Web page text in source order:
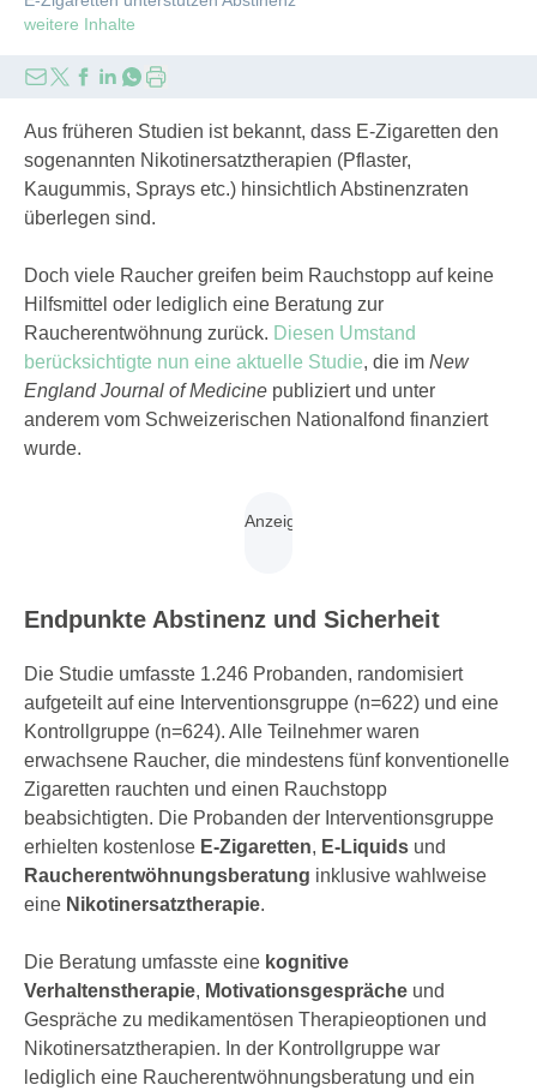
weitere Inhalte
Aus früheren Studien ist bekannt, dass E-Zigaretten den
sogenannten Nikotinersatztherapien (Pflaster,
Kaugummis, Sprays etc.) hinsichtlich Abstinenzraten
überlegen sind.
Doch viele Raucher greifen beim Rauchstopp auf keine
Hilfsmittel oder lediglich eine Beratung zur
Raucherentwöhnung zurück. Diesen Umstand
berücksichtigte nun eine aktuelle Studie, die im New
England Journal of Medicine publiziert und unter
anderem vom Schweizerischen Nationalfond finanziert
wurde.
Endpunkte Abstinenz und Sicherheit
Die Studie umfasste 1.246 Probanden, randomisiert
aufgeteilt auf eine Interventionsgruppe (n=622) und eine
Kontrollgruppe (n=624). Alle Teilnehmer waren
erwachsene Raucher, die mindestens fünf konventionelle
Zigaretten rauchten und einen Rauchstopp
beabsichtigten. Die Probanden der Interventionsgruppe
erhielten kostenlose E-Zigaretten, E-Liquids und
Raucherentwöhnungsberatung inklusive wahlweise
eine Nikotinersatztherapie.
Die Beratung umfasste eine kognitive
Verhaltenstherapie, Motivationsgespräche und
Gespräche zu medikamentösen Therapieoptionen und
Nikotinersatztherapien. In der Kontrollgruppe war
lediglich eine Raucherentwöhnungsberatung und ein